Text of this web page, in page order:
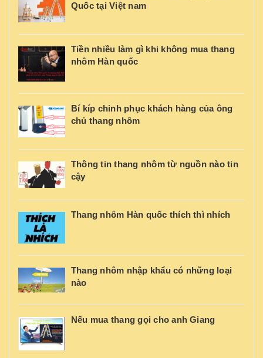
Quốc tại Việt nam
Tiền nhiều làm gì khi không mua thang
nhôm Hàn quốc
Bí kíp chinh phục khách hàng của ông
chủ thang nhôm
Thông tin thang nhôm từ nguồn nào tin
cậy
Thang nhôm Hàn quốc thích thì nhích
Thang nhôm nhập khẩu có những loại
nào
Nếu mua thang gọi cho anh Giang